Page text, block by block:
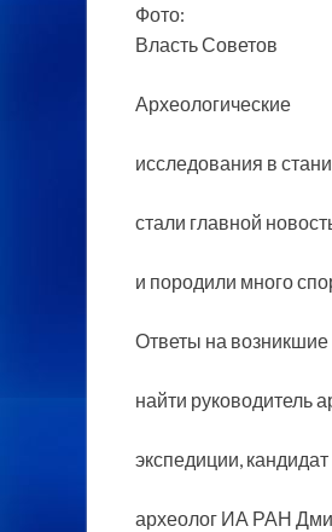
Фото:
Власть Советов
Археологические
исследования в
стали главной
и породили много
Ответы на
найти руководитель
экспедиции, кандидат
археолог ИА РАН